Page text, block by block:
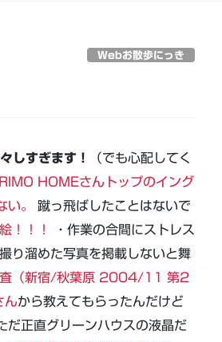
Webお散歩にっき
しすぎます！
（でも心配してく
HOMEさんトップのイング
。
蹴っ飛ばしたことはないで
！！！
・作業の合間にストレス
り溜めた写真を掲載しないと舞
査（新宿/秋葉原 2004/11 第2
んから教えてもらったんだけど
だ正直グリーンハウスの液晶だ